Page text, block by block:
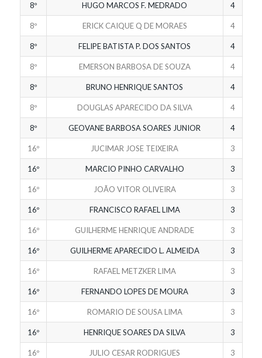
8º HUGO MARCOS F. MEDRADO 4
8º ERICK CAIQUE Q DE MORAES 4
8º FELIPE BATISTA P. DOS SANTOS 4
8º EMERSON BARBOSA DE SOUZA 4
8º BRUNO HENRIQUE SANTOS 4
8º DOUGLAS APARECIDO DA SILVA 4
8º GEOVANE BARBOSA SOARES JUNIOR 4
16º JUCIMAR JOSE TEIXEIRA 3
16º MARCIO PINHO CARVALHO 3
16º JOÃO VITOR OLIVEIRA 3
16º FRANCISCO RAFAEL LIMA 3
16º GUILHERME HENRIQUE ANDRADE 3
16º GUILHERME APARECIDO L. ALMEIDA 3
16º RAFAEL METZKER LIMA 3
16º FERNANDO LOPES DE MOURA 3
16º ROMARIO DE SOUSA LIMA 3
16º HENRIQUE SOARES DA SILVA 3
16º JULIO CESAR RODRIGUES 3